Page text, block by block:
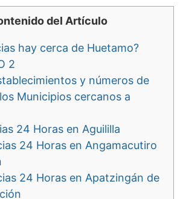
del Artículo
hay cerca de Huetamo?
2
y números de
Municipios cercanos a
24 Horas en Aguililla
24 Horas en Angamacutiro
24 Horas en Apatzingán de